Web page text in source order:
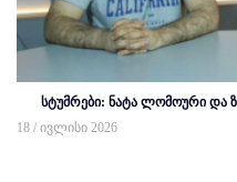
სტუმრები: ნატა ლომოური და
18 / ივლისი 2026